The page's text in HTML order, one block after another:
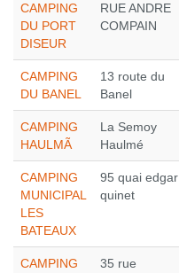
CAMPING
DU PORT
DISEUR
RUE ANDRE
COMPAIN
CAMPING
DU BANEL
13 route du
Banel
CAMPING
HAULMÃ
La Semoy
Haulmé
CAMPING
MUNICIPAL
LES
BATEAUX
95 quai edgar
quinet
CAMPING
35 rue